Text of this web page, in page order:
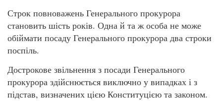
Строк повноважень Генерального прокурора
становить шість років. Одна й та ж особа не може
обіймати посаду Генерального прокурора два строки
поспіль.
Дострокове звільнення з посади Генерального
прокурора здійснюється виключно у випадках і з
підстав, визначених цією Конституцією та законом.